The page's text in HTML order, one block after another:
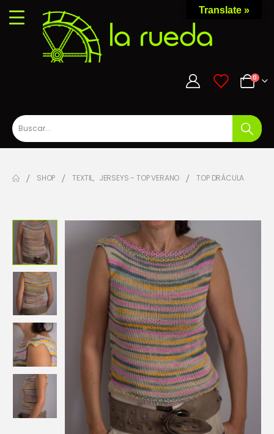
0 0
SHOP TEXTIL, JERSEYS - TOP VERANO TOP DRÁCULA
Translate »